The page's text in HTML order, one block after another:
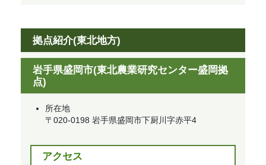
拠点紹介(東北地方)
岩手県盛岡市(東北農業研究センター盛岡拠
点)
所在地
〒020-0198 岩手県盛岡市下厨川字赤平4
アクセス